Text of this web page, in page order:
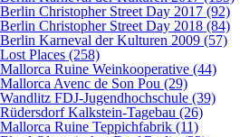
Berlin Christopher Street Day 2017 (92)
Berlin Christopher Street Day 2018 (84)
Berlin Karneval der Kulturen 2009 (57)
Lost Places (258)
Mallorca Ruine Weinkooperative (44)
Mallorca Avenc de Son Pou (29)
Wandlitz FDJ-Jugendhochschule (39)
Rüdersdorf Kalkstein-Tagebau (26)
Mallorca Ruine Teppichfabrik (11)